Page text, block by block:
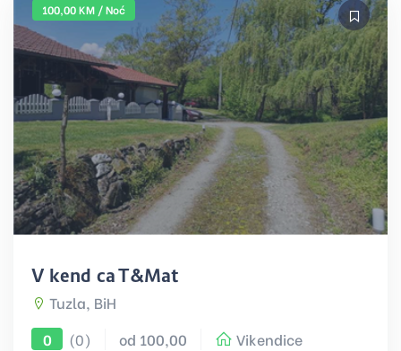
100,00 KM / Noć
Vikendica T&Mat
Tuzla, BiH
0
(0) od 100,00 Vikendice